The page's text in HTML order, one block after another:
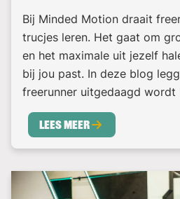
Bij Minded Motion draait
trucjes leren. Het gaat om
en het maximale uit jezelf
bij jou past. In deze blog
freerunner uitgedaagd
Lees meer